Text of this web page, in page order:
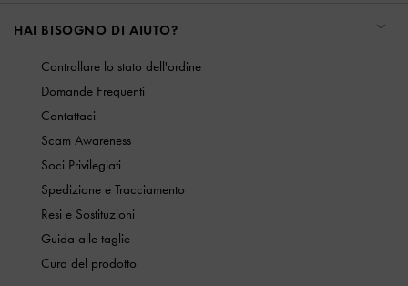
HAI BISOGNO DI AIUTO?
Controllare lo stato dell'ordine
Domande Frequenti
Contattaci
Scam Awareness
Soci Privilegiati
Spedizione e Tracciamento
Resi e Sostituzioni
Guida alle taglie
Cura del prodotto